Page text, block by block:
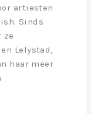
artiesten
Sinds
ze
Lelystad,
haar meer